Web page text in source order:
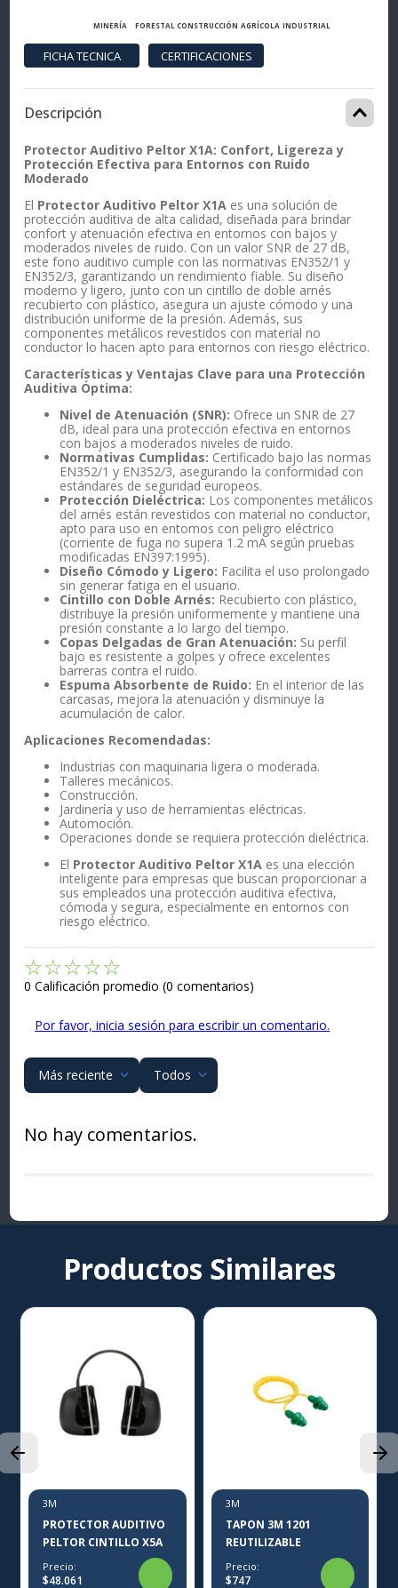
MINERÍA FORESTAL CONSTRUCCIÓN AGRÍCOLA INDUSTRIAL
Descripción
Protector Auditivo Peltor X1A: Confort, Ligereza y
Protección Efectiva para Entornos con Ruido
Moderado
El Protector Auditivo Peltor X1A es una solución de
protección auditiva de alta calidad, diseñada para brindar
confort y atenuación efectiva en entornos con bajos y
moderados niveles de ruido. Con un valor SNR de 27 dB,
este fono auditivo cumple con las normativas EN352/1 y
EN352/3, garantizando un rendimiento fiable. Su diseño
moderno y ligero, junto con un cintillo de doble arnés
recubierto con plástico, asegura un ajuste cómodo y una
distribución uniforme de la presión. Además, sus
componentes metálicos revestidos con material no
conductor lo hacen apto para entornos con riesgo eléctrico.
Características y Ventajas Clave para una Protección
Auditiva Óptima:
Nivel de Atenuación (SNR): Ofrece un SNR de 27
dB, ideal para una protección efectiva en entornos
con bajos a moderados niveles de ruido.
Normativas Cumplidas: Certificado bajo las normas
EN352/1 y EN352/3, asegurando la conformidad con
estándares de seguridad europeos.
Protección Dieléctrica: Los componentes metálicos
del arnés están revestidos con material no conductor,
apto para uso en entornos con peligro eléctrico
(corriente de fuga no supera 1.2 mA según pruebas
modificadas EN397:1995).
Diseño Cómodo y Ligero: Facilita el uso prolongado
sin generar fatiga en el usuario.
Cintillo con Doble Arnés: Recubierto con plástico,
distribuye la presión uniformemente y mantiene una
presión constante a lo largo del tiempo.
Copas Delgadas de Gran Atenuación: Su perfil
bajo es resistente a golpes y ofrece excelentes
barreras contra el ruido.
Espuma Absorbente de Ruido: En el interior de las
carcasas, mejora la atenuación y disminuye la
acumulación de calor.
Aplicaciones Recomendadas:
Industrias con maquinaria ligera o moderada.
Talleres mecánicos.
Construcción.
Jardinería y uso de herramientas eléctricas.
Automoción.
Operaciones donde se requiera protección dieléctrica.
El Protector Auditivo Peltor X1A es una elección
inteligente para empresas que buscan proporcionar a
sus empleados una protección auditiva efectiva,
cómoda y segura, especialmente en entornos con
riesgo eléctrico.
☆☆☆☆☆
0 Calificación promedio (0 comentarios)
Por favor, inicia sesión para escribir un comentario.
Más reciente Todos
No hay comentarios.
Productos Similares
3M
PROTECTOR AUDITIVO
PELTOR CINTILLO X5A
Precio:
$48.061
3M
TAPON 3M 1201
REUTILIZABLE
Precio:
$747